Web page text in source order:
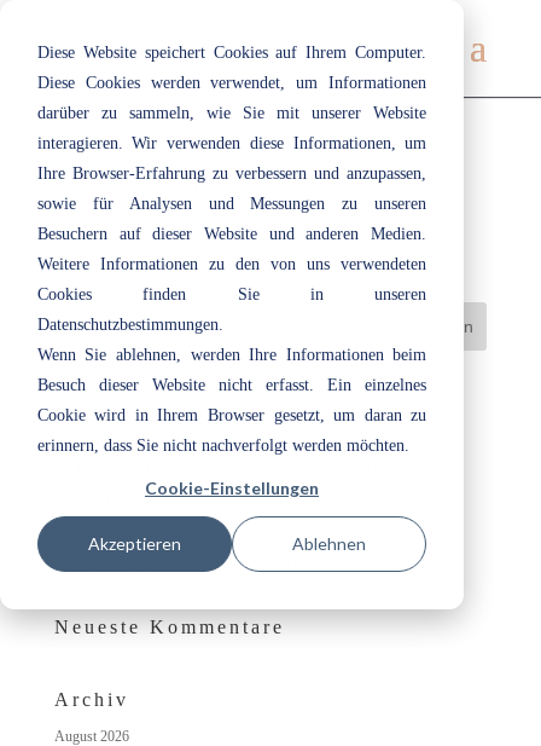
Diese Website speichert Cookies auf Ihrem Computer.
Diese Cookies werden verwendet, um Informationen
darüber zu sammeln, wie Sie mit unserer Website
interagieren. Wir verwenden diese Informationen, um
Ihre Browser-Erfahrung zu verbessern und anzupassen,
sowie für Analysen und Messungen zu unseren
Besuchern auf dieser Website und anderen Medien.
Weitere Informationen zu den von uns verwendeten
Cookies finden Sie in unseren
Datenschutzbestimmungen.
Wenn Sie ablehnen, werden Ihre Informationen beim
Besuch dieser Website nicht erfasst. Ein einzelnes
Cookie wird in Ihrem Browser gesetzt, um daran zu
erinnern, dass Sie nicht nachverfolgt werden möchten.
Cookie-Einstellungen
Akzeptieren Ablehnen
312 | Cornflower
Nov. 24, 2020 |
Herzlich willkommen bei ecotec: Unsere Azubis 2026
„Cloud Dancer“: Eine Farbe, die Raum lässt
Das besondere Wohlfühlambiente auf Schloss Irmelshausen
Neueste Kommentare
Archiv
August 2026